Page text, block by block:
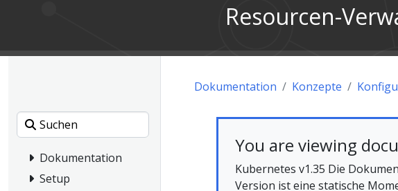
Resourcen-
Dokumentation
Setup
Dokumentation Konzepte
You are viewing
Kubernetes v1.35 Die
Version ist eine statische